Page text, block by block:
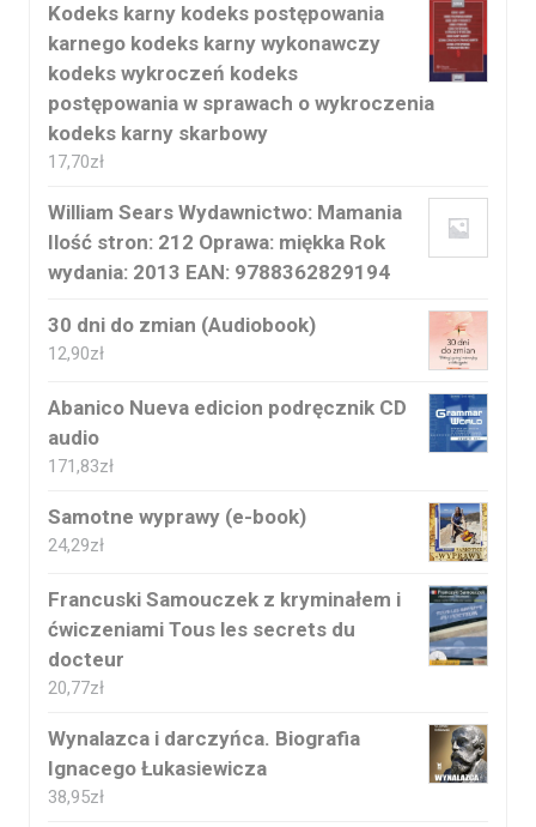
Kodeks karny kodeks postępowania
karnego kodeks karny wykonawczy
kodeks wykroczeń kodeks
postępowania w sprawach o wykroczenia
kodeks karny skarbowy
17,70zł
William Sears Wydawnictwo: Mamania
Ilość stron: 212 Oprawa: miękka Rok
wydania: 2013 EAN: 9788362829194
30 dni do zmian (Audiobook)
12,90zł
Abanico Nueva edicion podręcznik CD
audio
171,83zł
Samotne wyprawy (e-book)
24,29zł
Francuski Samouczek z kryminałem i
ćwiczeniami Tous les secrets du
docteur
20,77zł
Wynalazca i darczyńca. Biografia
Ignacego Łukasiewicza
38,95zł